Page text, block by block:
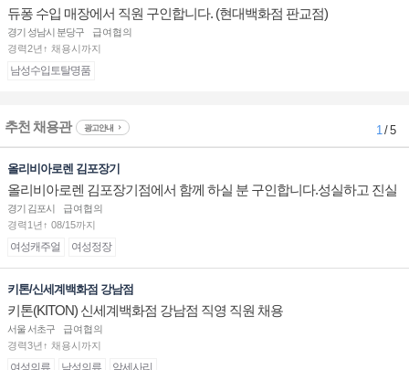
듀퐁 수입 매장에서 직원 구인합니다. (현대백화점 판교점)
경기 성남시 분당구
급여협의
경력2년↑ 채용시까지
남성수입토탈명품
추천 채용관 광고안내 1/ 5
올리비아로렌 김포장기
올리비아로렌 김포장기점에서 함께 하실 분 구인합니다.성실하고 진실
된 마음 하나면 됩니다.
경기 김포시
급여협의
경력1년↑ 08/15까지
여성캐주얼 여성정장
키톤/신세계백화점 강남점
키톤(KITON) 신세계백화점 강남점 직영 직원 채용
서울 서초구
급여협의
경력3년↑ 채용시까지
여성의류 남성의류 악세사리